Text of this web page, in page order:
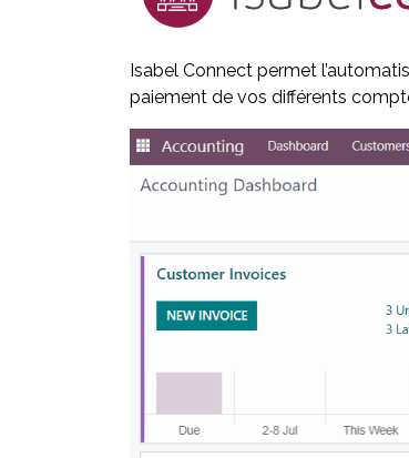
Isabel Connect permet l
paiement de vos différents